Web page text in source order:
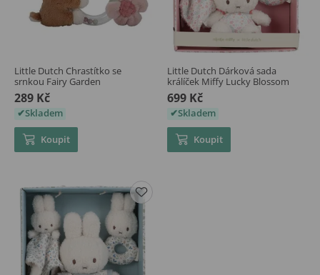
Little Dutch Chrastítko se
srnkou Fairy Garden
289 Kč
Skladem
Koupit
Little Dutch Dárková sada
králíček Miffy Lucky Blossom
699 Kč
Skladem
Koupit